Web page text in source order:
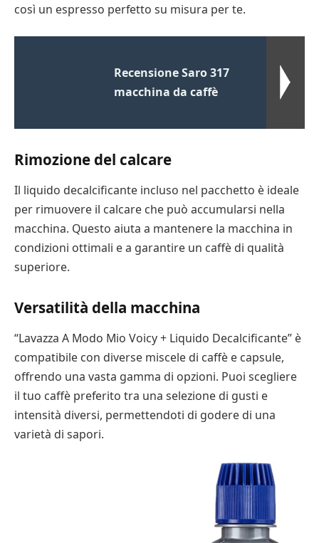
così un espresso perfetto su misura per te.
Recensione Saro 317
macchina da caffè
Rimozione del calcare
Il liquido decalcificante incluso nel pacchetto è ideale
per rimuovere il calcare che può accumularsi nella
macchina. Questo aiuta a mantenere la macchina in
condizioni ottimali e a garantire un caffè di qualità
superiore.
Versatilità della macchina
“Lavazza A Modo Mio Voicy + Liquido Decalcificante” è
compatibile con diverse miscele di caffè e capsule,
offrendo una vasta gamma di opzioni. Puoi scegliere
il tuo caffè preferito tra una selezione di gusti e
intensità diversi, permettendoti di godere di una
varietà di sapori.